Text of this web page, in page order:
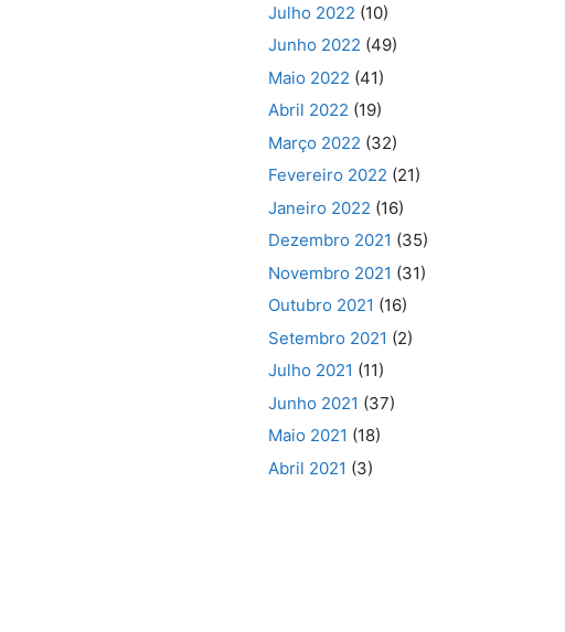
Julho 2022 (10)
Junho 2022 (49)
Maio 2022 (41)
Abril 2022 (19)
Março 2022 (32)
Fevereiro 2022 (21)
Janeiro 2022 (16)
Dezembro 2021 (35)
Novembro 2021 (31)
Outubro 2021 (16)
Setembro 2021 (2)
Julho 2021 (11)
Junho 2021 (37)
Maio 2021 (18)
Abril 2021 (3)